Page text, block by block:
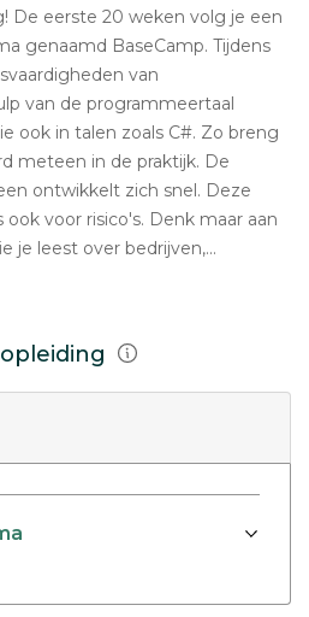
De eerste 20 weken volg je een
genaamd BaseCamp. Tijdens
van
van de programmeertaal
ook in talen zoals C#. Zo breng
meteen in de praktijk. De
ontwikkelt zich snel. Deze
voor risico's. Denk maar aan
je leest over bedrijven,...